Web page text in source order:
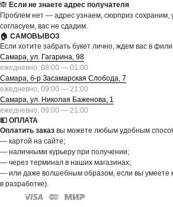
🙈 Если не знаете адрес получателя
Проблем нет — адрес узнаем, сюрприз сохраним,
согласуем, вас не сдадим.
🏠 САМОВЫВОЗ
Если хотите забрать букет лично, ждем вас в
Самара, ул. Гагарина, 98
ежедневно, 08:00 — 01:00
Самара, б-р Засамарская Слобода, 7
ежедневно, 09:00 — 21:00
Самара, ул. Николая Баженова, 1
ежедневно, 09:00 — 21:00
💵 ОПЛАТА
Оплатить заказ вы можете любым удобным
— картой на сайте;
— наличными курьеру при получении;
— через терминал в наших магазинах;
— или даже волшебным образом, если вы умеете
в разработке).